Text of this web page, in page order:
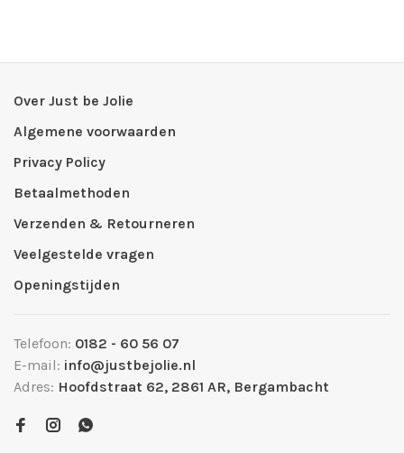
Over Just be Jolie
Algemene voorwaarden
Privacy Policy
Betaalmethoden
Verzenden & Retourneren
Veelgestelde vragen
Openingstijden
Telefoon: 0182 - 60 56 07
E-mail: info@justbejolie.nl
Adres: Hoofdstraat 62, 2861 AR, Bergambacht